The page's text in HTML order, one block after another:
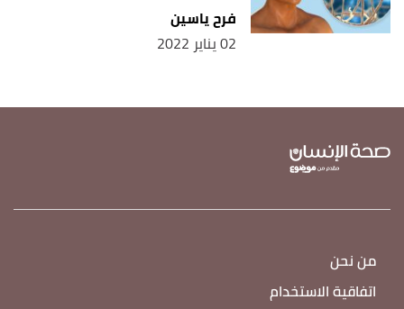
فرح ياسين
02 يناير 2022
من نحن
اتفاقية الاستخدام